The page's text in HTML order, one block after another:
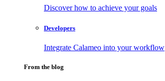
Discover how to achieve your goals
Developers
Integrate Calameo into your workflow
From the blog